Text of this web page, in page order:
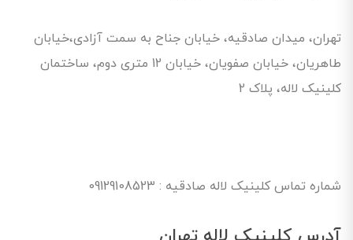
تهران، میدان صادقیه، خیابان جناح به سمت آزادی،خیابان
طاهریان، خیابان صفویان، خیابان 12 متری دوم، ساختمان
کلینیک لاله، پلاک 2
شماره تماس کلینیک لاله صادقیه : 09129108523